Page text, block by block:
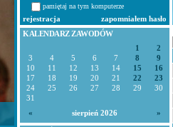
pamiętaj na tym komputerze
rejestracja
zapomniałem hasło
KALENDARZ ZAWODÓW
1
2
3
4 5 6 7 8
9
10
11 12 13 14 15
16
17
18 19 20 21 22
23
24
25 26 27 28 29
30
31
«
sierpień 2026 »